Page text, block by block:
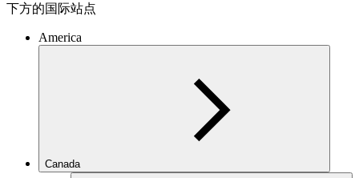
下方的国际站点
America
Canada